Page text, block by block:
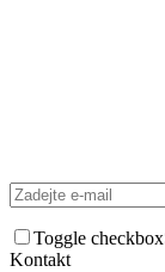
Toggle checkbox
Kontakt